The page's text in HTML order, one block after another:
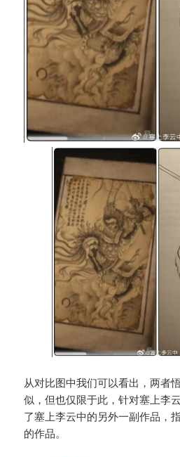
从对比图中我们可以看出，两者
似，但也仅限于此，针对塞上李
了塞上李云中的另外一副作品，
的作品。